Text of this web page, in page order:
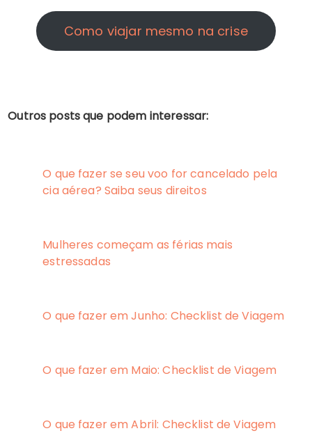
Como viajar mesmo na crise
Outros posts que podem interessar:
O que fazer se seu voo for cancelado pela
cia aérea? Saiba seus direitos
Mulheres começam as férias mais
estressadas
O que fazer em Junho: Checklist de Viagem
O que fazer em Maio: Checklist de Viagem
O que fazer em Abril: Checklist de Viagem